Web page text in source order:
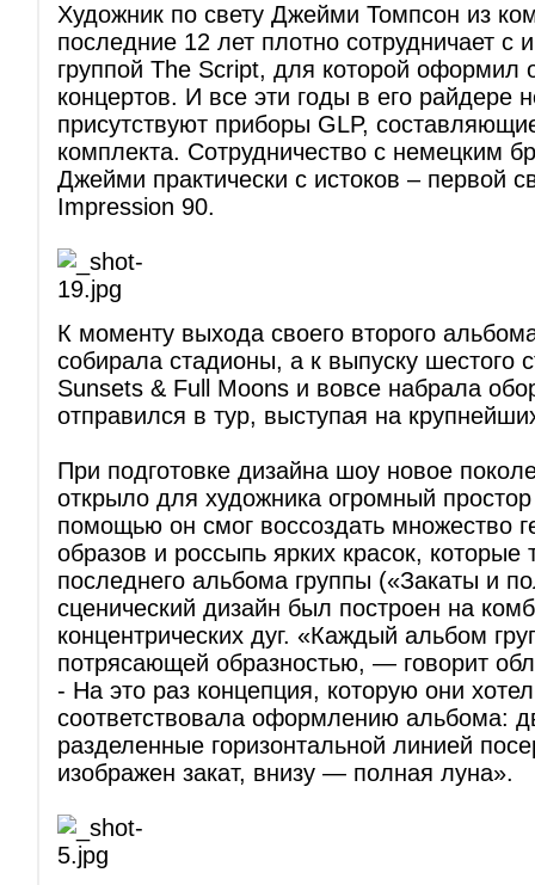
Художник по свету Джейми Томпсон из
последние 12 лет плотно сотрудничает с
группой The Script, для которой оформил
концертов. И все эти годы в его райдере
присутствуют приборы GLP,
комплекта. Сотрудничество с немецким
Джейми практически с истоков – первой
Impression 90.
К моменту выхода своего второго
собирала стадионы, а к выпуску шестого
Sunsets & Full Moons и вовсе набрала
отправился в тур, выступая на
При подготовке дизайна шоу новое
открыло для художника огромный
помощью он смог воссоздать множество
образов и россыпь ярких красок, которые
последнего альбома группы («Закаты и
сценический дизайн был построен на
концентрических дуг. «Каждый альбом
потрясающей образностью, — говорит
- На это раз концепция, которую они
соответствовала оформлению альбома:
разделенные горизонтальной линией
изображен закат, внизу — полная луна».